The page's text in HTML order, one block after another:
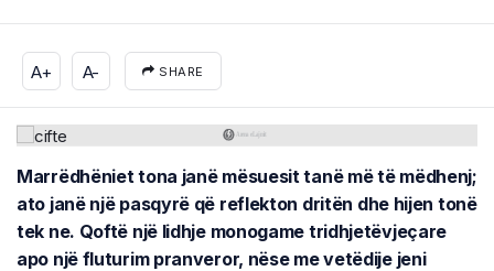
A+ A- SHARE
Marrëdhëniet tona janë mësuesit tanë më të mëdhenj;
ato janë një pasqyrë që reflekton dritën dhe hijen tonë
tek ne. Qoftë një lidhje monogame tridhjetëvjeçare
apo një fluturim pranveror, nëse me vetëdije jeni